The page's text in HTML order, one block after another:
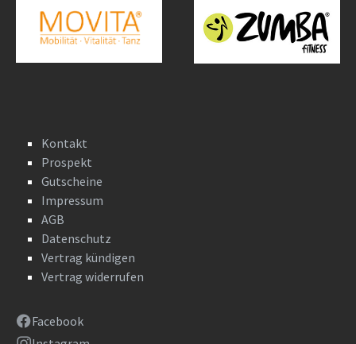
Kontakt
Prospekt
Gutscheine
Impressum
AGB
Datenschutz
Vertrag kündigen
Vertrag widerrufen
Facebook